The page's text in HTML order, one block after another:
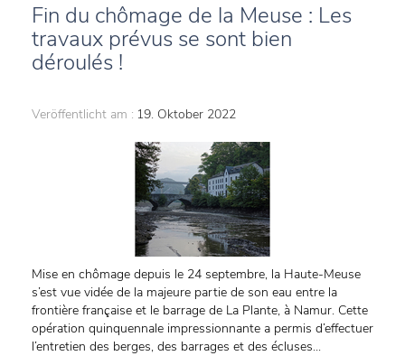
Fin du chômage de la Meuse : Les
travaux prévus se sont bien
déroulés !
Veröffentlicht am : 19. Oktober 2022
Mise en chômage depuis le 24 septembre, la Haute-Meuse
s’est vue vidée de la majeure partie de son eau entre la
frontière française et le barrage de La Plante, à Namur. Cette
opération quinquennale impressionnante a permis d’effectuer
l’entretien des berges, des barrages et des écluses...